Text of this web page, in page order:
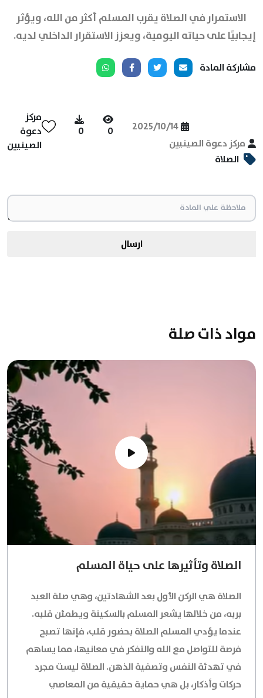
الاستمرار في الصلاة يقرب المسلم أكثر من الله، ويؤثر
إيجابيًا على حياته اليومية، ويعزز الاستقرار الداخلي لديه.
مشاركة المادة
مركز دعوة الصينيين
2025/10/14
0
0
مركز
دعوة
الصينيين
الصلاة
ارسال
مواد ذات صلة
الصلاة وتأثيرها على حياة المسلم
الصلاة هي الركن الأول بعد الشهادتين، وهي صلة العبد
بربه، من خلالها يشعر المسلم بالسكينة ويطمئن قلبه.
عندما يؤدي المسلم الصلاة بحضور قلب، فإنها تصبح
فرصة للتواصل مع الله والتفكر في معانيها، مما يساهم
في تهدئة النفس وتصفية الذهن. الصلاة ليست مجرد
حركات وأذكار، بل هي حماية حقيقية من المعاصي